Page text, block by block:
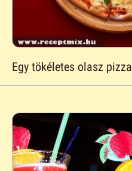
Egy tökéletes olasz pizza